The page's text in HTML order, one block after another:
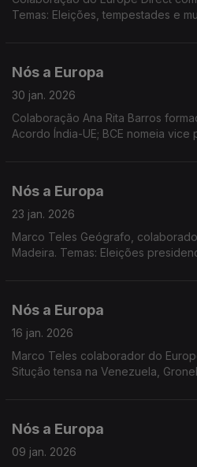
Temas: Eleições, tempestades e
Nós a Europa
30 jan. 2026
Colaboração Ana Rita Barros
Acordo Índia-UE; BCE nomeia vice
Nós a Europa
23 jan. 2026
Marco Teles Geógrafo,
Madeira. Temas: Eleições
Nós a Europa
16 jan. 2026
Marco Teles colaborador do
Situção tensa na Venezuela,
Nós a Europa
09 jan. 2026